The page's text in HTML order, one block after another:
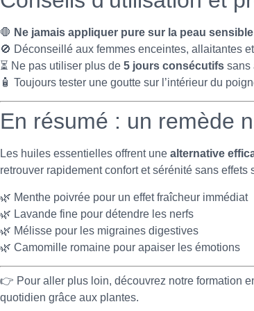
🛑 Ne jamais appliquer pure sur la peau
🚫 Déconseillé aux femmes enceintes, allaitantes
⏳ Ne pas utiliser plus de 5 jours consécutifs sans
🧴 Toujours tester une goutte sur l’intérieur du
En résumé : un remède
Les huiles essentielles offrent une alternative
retrouver rapidement confort et sérénité sans effets
🌿 Menthe poivrée pour un effet fraîcheur immédiat
🌿 Lavande fine pour détendre les nerfs
🌿 Mélisse pour les migraines digestives
🌿 Camomille romaine pour apaiser les émotions
👉 Pour aller plus loin, découvrez notre formation
quotidien grâce aux plantes.